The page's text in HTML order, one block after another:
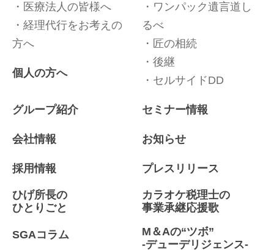
医療法人の皆様へ
経理代行をお考えの
方へ
個人の方へ
ワンパック遺言道し
るべ
匠の相続
後継
セルサイドDD
グループ紹介
会社情報
採用情報
セミナー情報
お知らせ
プレスリリース
ひげ所長の
ひとりごと
SGAコラム
カラオケ税理士の
事業承継応援歌
M＆Aの“ツボ”
-デューデリジェンス-